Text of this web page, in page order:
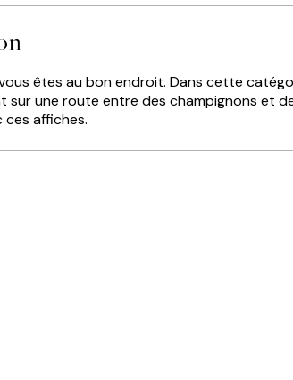
êtes au bon endroit. Dans cette
une route entre des champignons et
affiches.